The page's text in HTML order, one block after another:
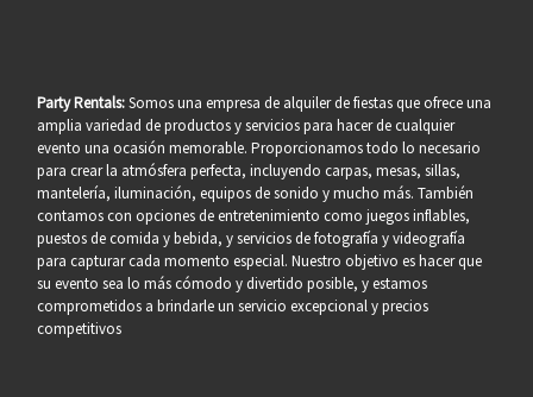
Party Rentals:Somos una empresa de alquiler de fiestas que ofrece una
amplia variedad de productos y servicios para hacer de cualquier
evento una ocasión memorable. Proporcionamos todo lo necesario
para crear la atmósfera perfecta, incluyendo carpas, mesas, sillas,
mantelería, iluminación, equipos de sonido y mucho más. También
contamos con opciones de entretenimiento como juegos inflables,
puestos de comida y bebida, y servicios de fotografía y videografía
para capturar cada momento especial. Nuestro objetivo es hacer que
su evento sea lo más cómodo y divertido posible, y estamos
comprometidos a brindarle un servicio excepcional y precios
competitivos